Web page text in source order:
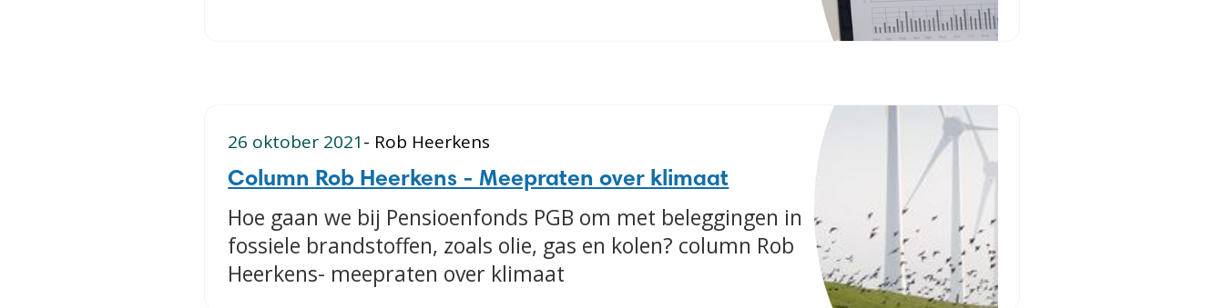
26 oktober 2021- Rob Heerkens
Column Rob Heerkens - Meepraten over klimaat
​Hoe gaan we bij Pensioenfonds PGB om met beleggingen in
fossiele brandstoffen, zoals olie, gas en kolen? column Rob
Heerkens- meepraten over klimaat